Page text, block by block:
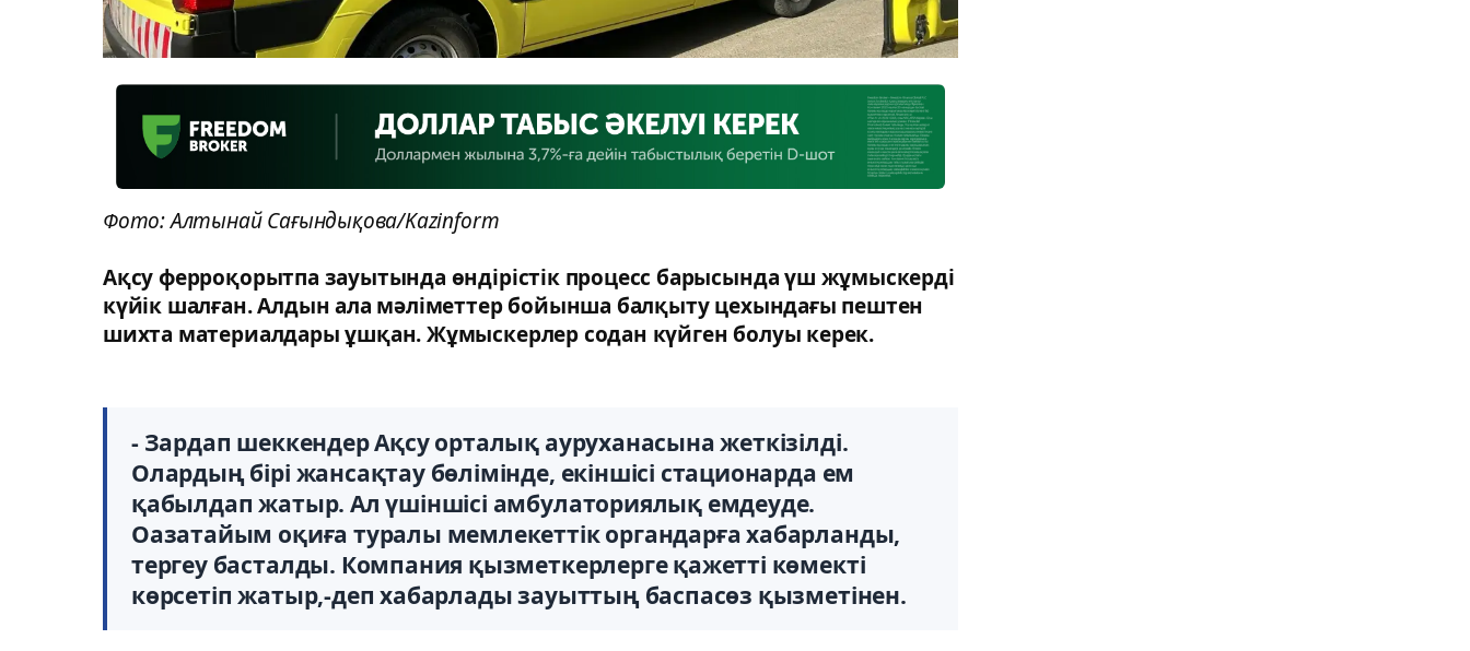
Фото: Алтынай Сағындықова/Kazinform
Ақсу ферроқорытпа зауытында өндірістік процесс барысында үш жұмыскерді
күйік шалған. Алдын ала мәліметтер бойынша балқыту цехындағы пештен
шихта материалдары ұшқан. Жұмыскерлер содан күйген болуы керек.
- Зардап шеккендер Ақсу орталық ауруханасына жеткізілді.
Олардың бірі жансақтау бөлімінде, екіншісі стационарда ем
қабылдап жатыр. Ал үшіншісі амбулаториялық емдеуде.
Оазатайым оқиға туралы мемлекеттік органдарға хабарланды,
тергеу басталды. Компания қызметкерлерге қажетті көмекті
көрсетіп жатыр,-деп хабарлады зауыттың баспасөз қызметінен.